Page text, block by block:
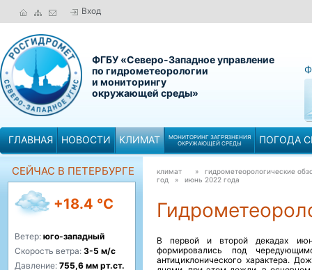
Вход
ФГБУ «Северо-Западное управление
по гидрометеорологии
и мониторингу
окружающей среды»
ГЛАВНАЯ НОВОСТИ КЛИМАТ
МОНИТОРИНГ ЗАГРЯЗНЕНИЯ
ОКРУЖАЮЩЕЙ СРЕДЫ
ПОГОДА
СЕЙЧАС В ПЕТЕРБУРГЕ
+18.4 °C
Ветер: юго-западный
Скорость ветра: 3-5 м/с
Давление: 755,6 мм рт.ст.
климат
» гидрометеорологические
год » июнь 2022 года
В первой и второй декадах
формировались под
антициклонического характера.